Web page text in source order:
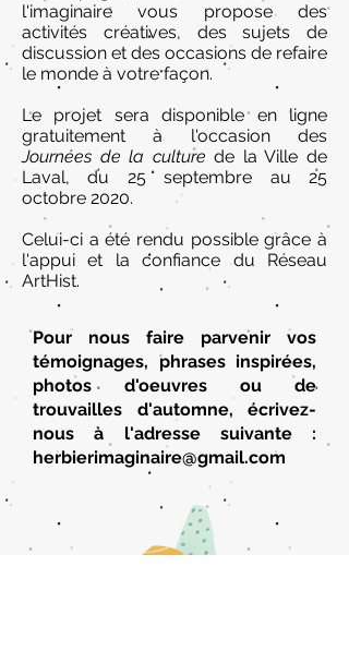
l'imaginaire vous propose des
activités créatives, des sujets de
discussion et des occasions de refaire
le monde à votre façon.
Le projet sera disponible en ligne
gratuitement à l'occasion des
Journées de la culture de la Ville de
Laval, du 25 septembre au 25
octobre 2020.
Celui-ci a été rendu possible grâce à
l'appui et la confiance du Réseau
ArtHist.
Pour nous faire parvenir vos
témoignages, phrases inspirées,
photos d'oeuvres ou de
trouvailles d'automne, écrivez-
nous à l'adresse suivante :
herbierimaginaire@gmail.com